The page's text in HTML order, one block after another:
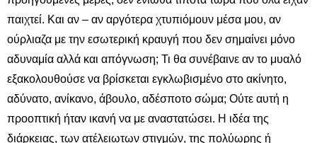
παιχτεί. Και αν – αν αργότερα χτυπιόμουν μέσα μου, αν
ούρλιαζα με την εσωτερική κραυγή που δεν σημαίνει μόνο
αδυναμία αλλά και απόγνωση; Τι θα συνέβαινε αν το μυαλό
εξακολουθούσε να βρίσκεται εγκλωβισμένο στο ακίνητο,
αδύνατο, ανίκανο, άβουλο, αδέσποτο σώμα; Ούτε αυτή η
προοπτική ήταν ικανή να με αναστατώσει. Η ιδέα της
διάρκειας, των ατέλειωτων στιγμών, της πολύωρης ή